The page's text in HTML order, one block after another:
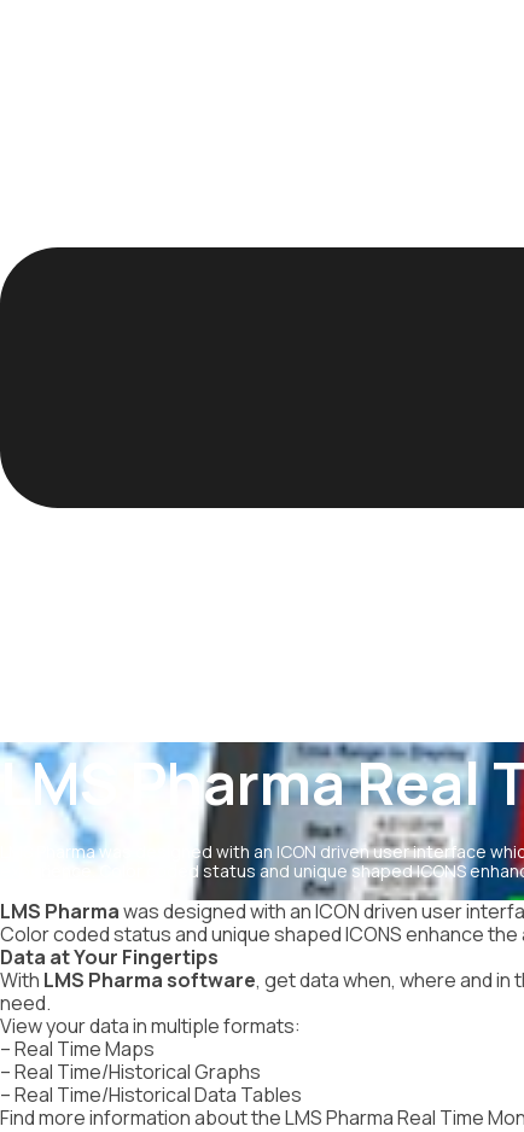
LMS Pharma
LMS Pharma was designed with an ICON driven user interface
experience. Color coded status and unique shaped ICONS
LMS Pharmawas designed with an ICON driven user
Color coded status and unique shaped ICONS enhance
Data at Your Fingertips
With LMS Pharma software, get data when, where and
need.
View your data in multiple formats:
– Real Time Maps
– Real Time/Historical Graphs
– Real Time/Historical Data Tables
Find more information about the LMS Pharma Real Time